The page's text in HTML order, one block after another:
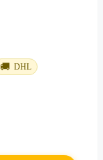
🚚 DHL